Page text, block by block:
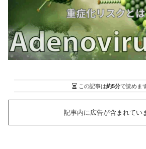
この記事は約5分で読めま
記事内に広告が含まれてい